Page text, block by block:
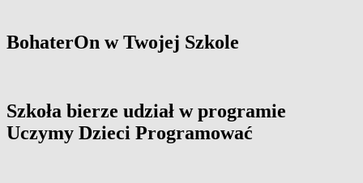
BohaterOn w Twojej Szkole
Szkoła bierze udział w programie
Uczymy Dzieci Programować